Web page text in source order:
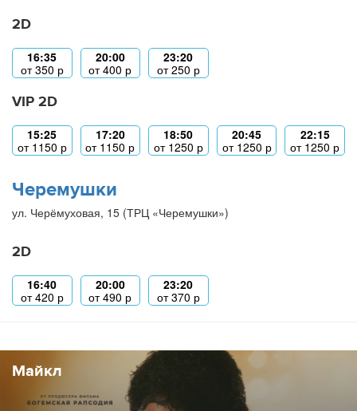
2D
16:35
от350 р
20:00
от400 р
23:20
от250 р
VIP 2D
15:25
от 1150 р
17:20
от 1150 р
18:50
от 1250 р
20:45
от 1250 р
22:15
от 1250 р
Черемушки
ул. Черёмуховая, 15 (ТРЦ «Черемушки»)
2D
16:40
от420 р
20:00
от490 р
23:20
от370 р
Майкл